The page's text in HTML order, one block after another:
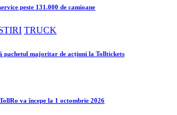
peste 131.000 de camioane
TRUCK
pachetul majoritar de acțiuni la Tolltickets
va începe la 1 octombrie 2026